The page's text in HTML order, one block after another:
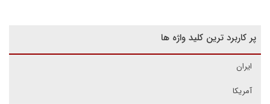
پر کاربرد ترین کلید واژه ها
ایران
آمریکا